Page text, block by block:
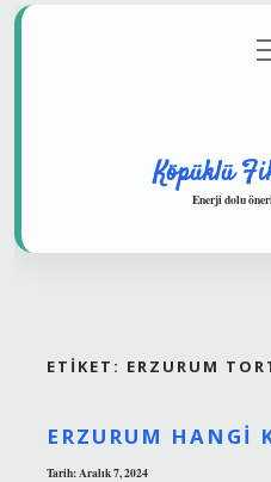
Gizlilik aç
Köpüklü
Enerji dolu
ETIKET: ERZURUM
ERZURUM HANGI
Tarih: Aralık 7, 2024